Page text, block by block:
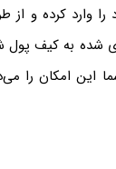
وارد کرده و از
به کیف پول
امکان را